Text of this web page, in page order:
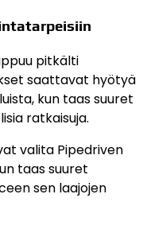
pitkälti
saattavat hyötyä
kun taas suuret
ratkaisuja.
valita Pipedriven
taas suuret
sen laajojen